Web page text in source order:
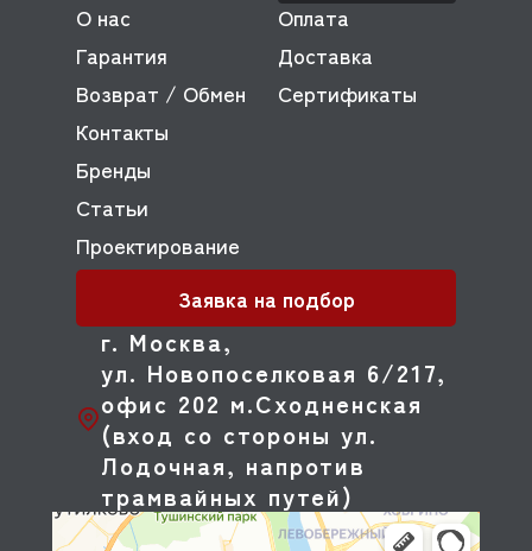
г. Москва,
ул. Новопоселковая 6/217,
офис 202 м.Сходненская
(вход со стороны ул.
Лодочная, напротив
трамвайных путей)
О нас
Оплата
Гарантия
Доставка
Возврат / Обмен
Сертификаты
Контакты
Бренды
Статьи
Проектирование
Заявка на подбор